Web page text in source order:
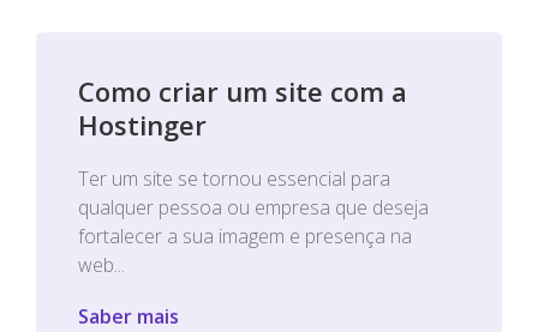
Como criar um site com a
Hostinger
Ter um site se tornou essencial para
qualquer pessoa ou empresa que deseja
fortalecer a sua imagem e presença na
web...
Saber mais